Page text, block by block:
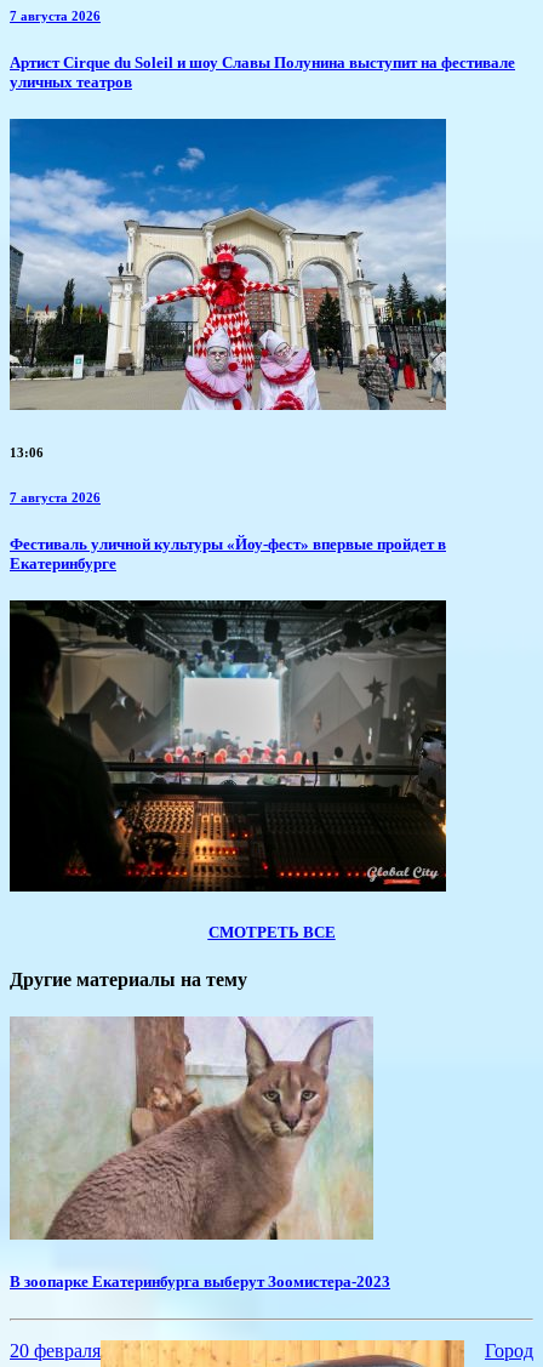
7 августа 2026
Артист Cirque du Soleil и шоу Славы Полунина выступит на фестивале
уличных театров
13:06
7 августа 2026
​Фестиваль уличной культуры «Йоу-фест» впервые пройдет в
Екатеринбурге
СМОТРЕТЬ ВСЕ
Другие материалы на тему
В зоопарке Екатеринбурга выберут Зоомистера-2023
20 февраля Город